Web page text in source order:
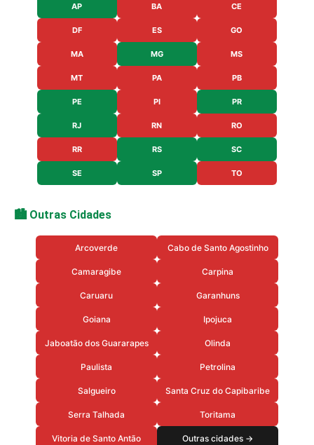
AP BA CE
DF ES GO
MA MG MS
MT PA PB
PE PI PR
RJ RN RO
RR RS SC
SE SP TO
🏙️ Outras Cidades
Arcoverde Cabo de Santo Agostinho
Camaragibe Carpina
Caruaru Garanhuns
Goiana Ipojuca
Jaboatão dos Guararapes Olinda
Paulista Petrolina
Salgueiro Santa Cruz do Capibaribe
Serra Talhada Toritama
Vitoria de Santo Antão Outras cidades →